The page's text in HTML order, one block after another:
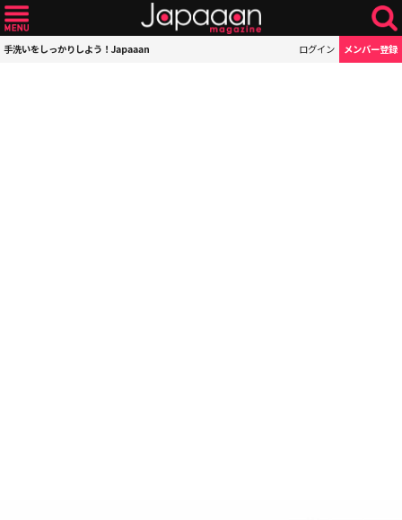
手洗いをしっかりしよう！Japaaan ログイン メンバー登録